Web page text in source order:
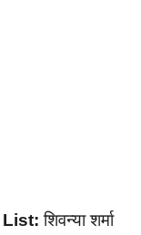
List: शिवन्या शर्मा